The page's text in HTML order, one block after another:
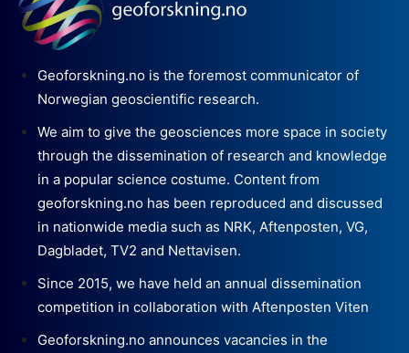
Geoforskning.no is the foremost communicator of
Norwegian geoscientific research.
We aim to give the geosciences more space in society
through the dissemination of research and knowledge
in a popular science costume. Content from
geoforskning.no has been reproduced and discussed
in nationwide media such as NRK, Aftenposten, VG,
Dagbladet, TV2 and Nettavisen.
Since 2015, we have held an annual dissemination
competition in collaboration with Aftenposten Viten
Geoforskning.no announces vacancies in the